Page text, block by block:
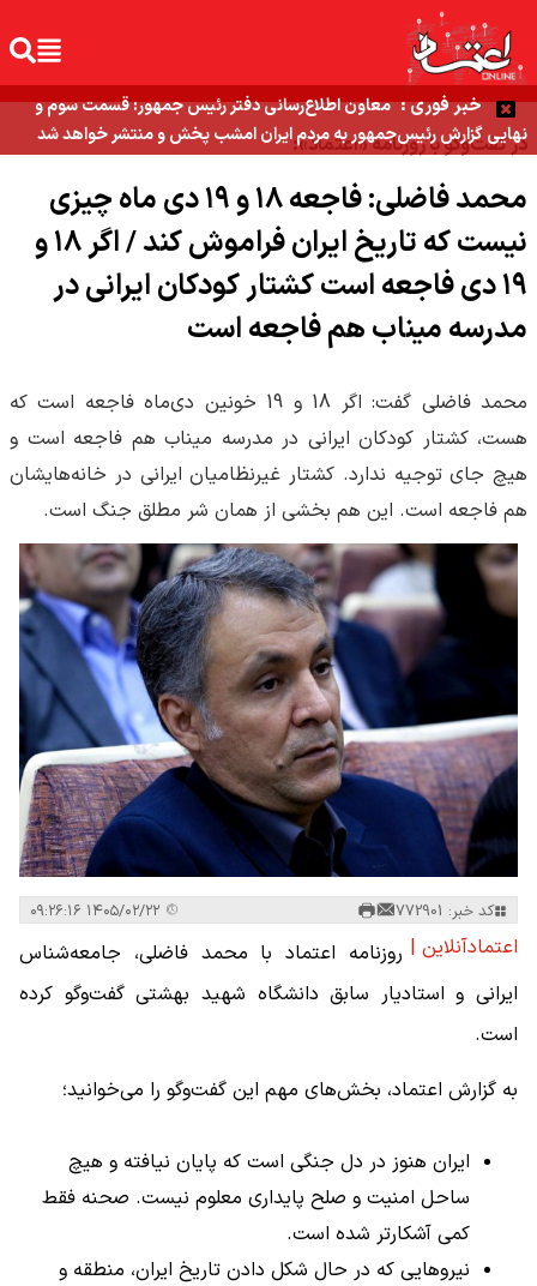
خبر فوری : معاون اطلاع‌رسانی دفتر رئیس جمهور: قسمت سوم و
نهایی گزارش رئیس‌جمهور به مردم ایران امشب پخش و منتشر خواهد شد
در گفت‌وگو با روزنامه «اعتماد»:
محمد فاضلی: فاجعه ۱۸ و ۱۹ دی ماه چیزی
نیست که تاریخ ایران فراموش کند / اگر ۱۸ و
۱۹ دی فاجعه است کشتار کودکان ایرانی در
مدرسه میناب هم فاجعه است
محمد فاضلی گفت: اگر 18 و 19 خونین دی‌ماه فاجعه است که
هست، کشتار کودکان ایرانی در مدرسه میناب هم فاجعه است و
هیچ جای توجیه ندارد. کشتار غیرنظامیان ایرانی در خانه‌هایشان
هم فاجعه است. این هم بخشی از همان شر مطلق جنگ است.
کد خبر: 772901
اعتمادآنلاین | روزنامه اعتماد با محمد فاضلی، جامعه‌شناس
ایرانی و استادیار سابق دانشگاه شهید بهشتی گفت‌وگو کرده
است.
به گزارش اعتماد، بخش‌های مهم این گفت‌وگو را می‌خوانید؛
ایران هنوز در دل جنگی است که پایان نیافته و هیچ
ساحل امنیت و صلح پایداری معلوم نیست. صحنه فقط
کمی آشکارتر شده است.
نیروهایی که در حال شکل دادن تاریخ ایران، منطقه و